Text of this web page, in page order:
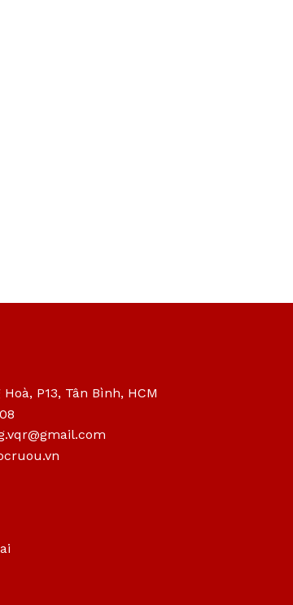
P13, Tân Bình, HCM